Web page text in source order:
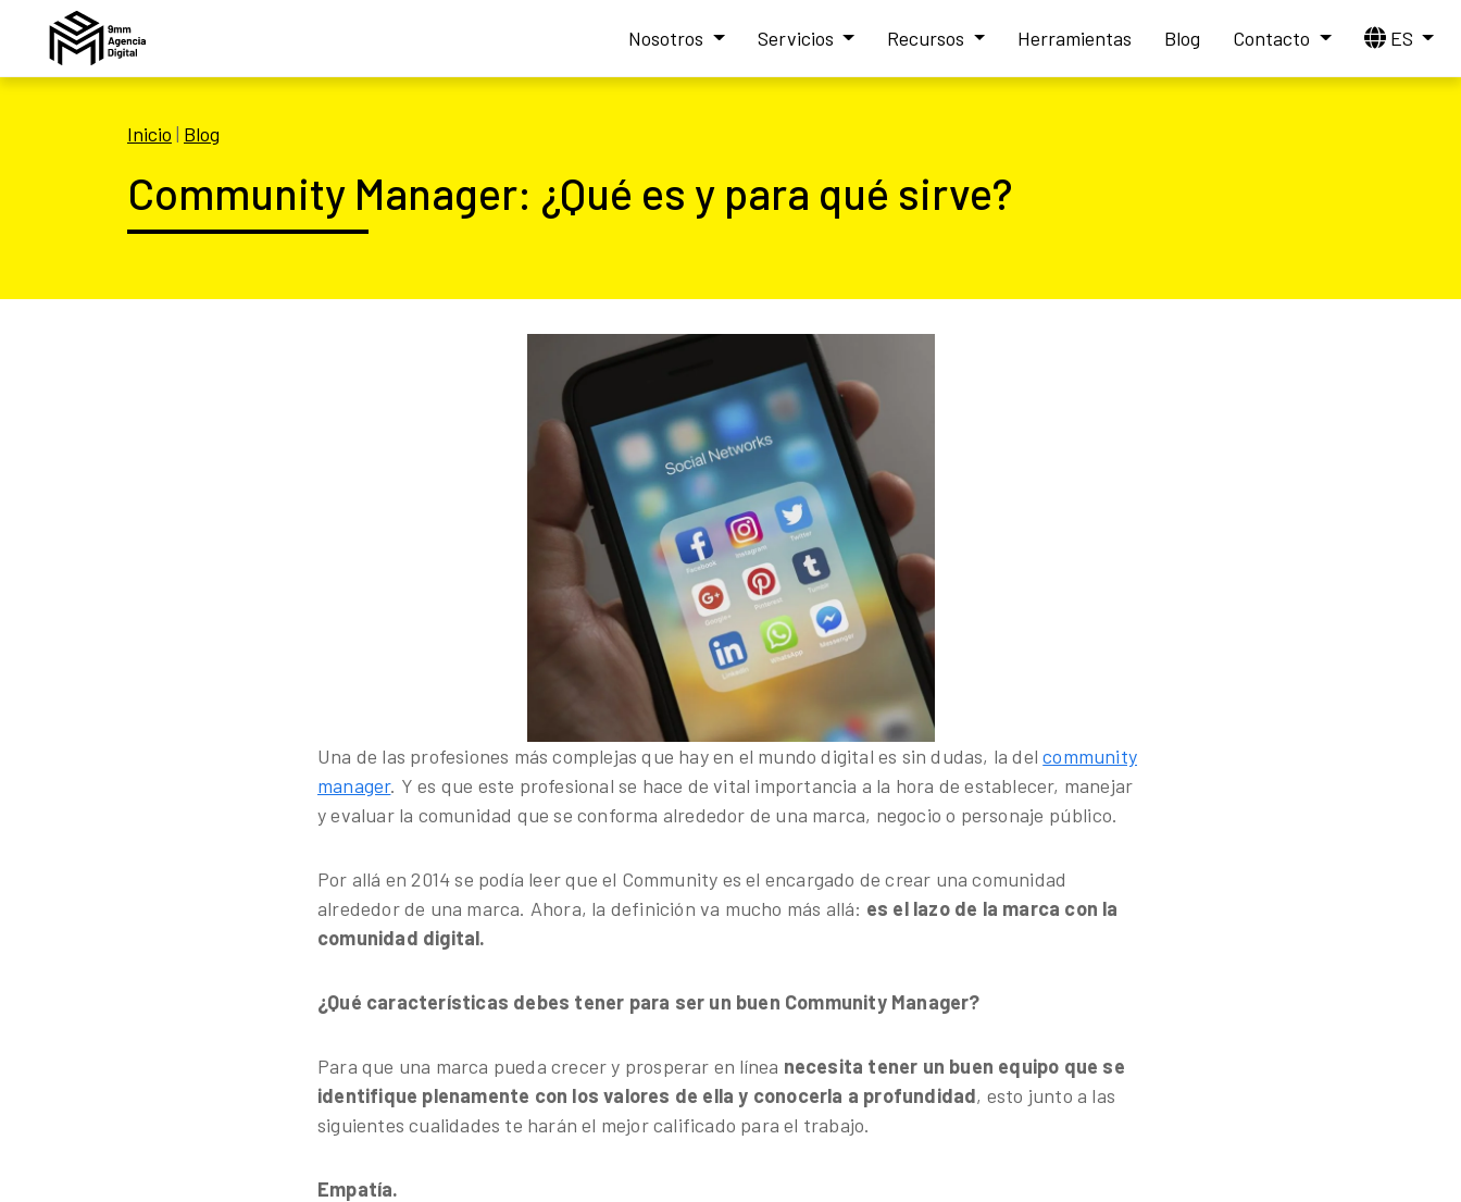
Nosotros Servicios Recursos Herramientas Blog Contacto ES
Inicio | Blog
Community Manager: ¿Qué es y para qué sirve?
Una de las profesiones más complejas que hay en el mundo digital es sin dudas, la delcommunity
manager. Y es que este profesional se hace de vital importancia a la hora de establecer, manejar
y evaluar la comunidad que se conforma alrededor de una marca, negocio o personaje público.
Por allá en 2014 se podía leer que el Community es el encargado de crear una comunidad
alrededor de una marca. Ahora, la definición va mucho más allá: es el lazo de la marca con la
comunidad digital.
¿Qué características debes tener para ser un buen Community Manager?
Para que una marca pueda crecer y prosperar en línea necesita tener un buen equipo que se
identifique plenamente con los valores de ella y conocerla a profundidad, esto junto a las
siguientes cualidades te harán el mejor calificado para el trabajo.
Empatía.